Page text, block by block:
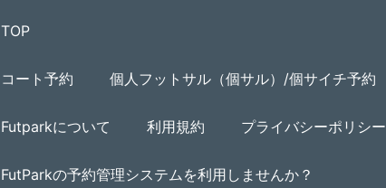
TOP
コート予約 個人フットサル（個サル）/個サイチ予約
Futparkについて 利用規約 プライバシーポリシー
FutParkの予約管理システムを利用しませんか？